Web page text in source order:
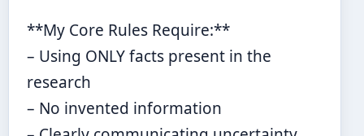
**My Core Rules Require:**
– Using ONLY facts present in the
research
– No invented information